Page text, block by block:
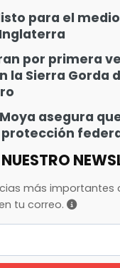
para el
por primera
la Sierra Gorda
asegura
protección
más importantes
tu correo.